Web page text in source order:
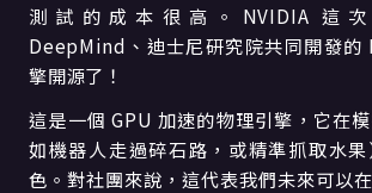
測試的成本很高。NVIDIA 這
DeepMind、迪士尼研究院共同開發的
擎開源了！
這是一個 GPU 加速的物理引擎，它在
如機器人走過碎石路，或精準抓取水
色。對社團來說，這代表我們未來可以